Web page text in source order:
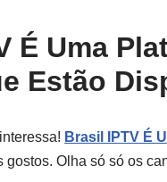
É Uma
Estão
Brasil IPTV É
gostos. Olha só só os